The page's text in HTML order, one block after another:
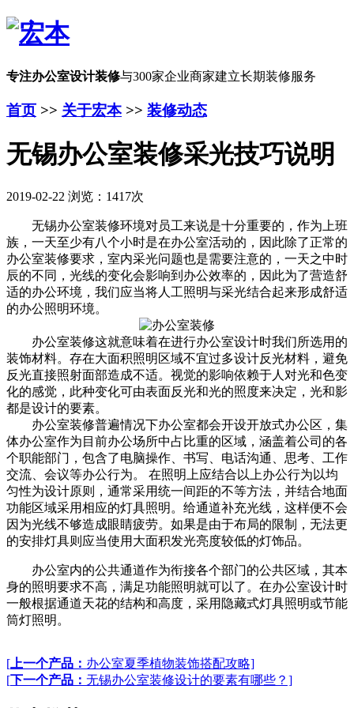
专注办公室设计装修与300家企业商家建立长期装修服务
首页 >> 关于宏本>> 装修动态
无锡办公室装修采光技巧说明
2019-02-22 浏览：1417次
无锡办公室装修环境对员工来说是十分重要的，作为上班
族，一天至少有八个小时是在办公室活动的，因此除了正常的
办公室装修要求，室内采光问题也是需要注意的，一天之中时
辰的不同，光线的变化会影响到办公效率的，因此为了营造舒
适的办公环境，我们应当将人工照明与采光结合起来形成舒适
的办公照明环境。
办公室装修这就意味着在进行办公室设计时我们所选用的
装饰材料。存在大面积照明区域不宜过多设计反光材料，避免
反光直接照射面部造成不适。视觉的影响依赖于人对光和色变
化的感觉，此种变化可由表面反光和光的照度来决定，光和影
都是设计的要素。
办公室装修普遍情况下办公室都会开设开放式办公区，集
体办公室作为目前办公场所中占比重的区域，涵盖着公司的各
个职能部门，包含了电脑操作、书写、电话沟通、思考、工作
交流、会议等办公行为。 在照明上应结合以上办公行为以均
匀性为设计原则，通常采用统一间距的不等方法，并结合地面
功能区域采用相应的灯具照明。给通道补充光线，这样便不会
因为光线不够造成眼睛疲劳。如果是由于布局的限制，无法更
的安排灯具则应当使用大面积发光亮度较低的灯饰品。
办公室内的公共通道作为衔接各个部门的公共区域，其本
身的照明要求不高，满足功能照明就可以了。在办公室设计时
一般根据通道天花的结构和高度，采用隐藏式灯具照明或节能
筒灯照明。
[上一个产品： 办公室夏季植物装饰搭配攻略]
[ 下一个产品： 无锡办公室装修设计的要素有哪些？]